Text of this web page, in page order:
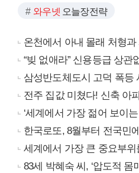
와우넷 오늘장전략
온천에서 아내 몰래 처형
“빚 없애라” 신용등급 상관
삼성반도체도시 고덕 폭등
전주 집값 미쳤다! 신축 아
‘세계에서 가장 젊어 보이
한국로또, 8월부터 전국민
세계에서 가장 큰 중요부
83세 박혜숙 씨, ‘압도적 몸